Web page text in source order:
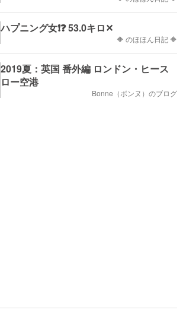
ハプニング女❗❓ 53.0キロ✕
🔶 のほほん日記 🔶
2019夏：英国 番外編 ロンドン・ヒース
ロー空港
Bonne（ボンヌ）のブログ